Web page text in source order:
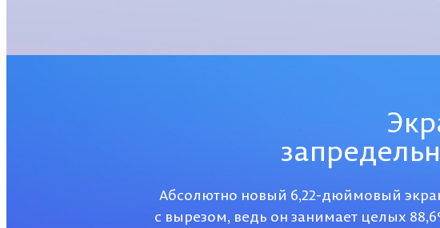
Абсолютно новый 6,22-дюймовый
с вырезом, ведь он занимает целых